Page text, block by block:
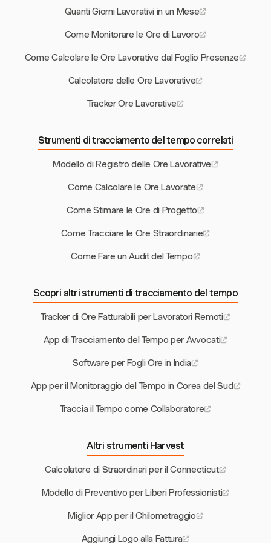
Quanti Giorni Lavorativi in un Mese
Come Monitorare le Ore di Lavoro
Come Calcolare le Ore Lavorative dal Foglio Presenze
Calcolatore delle Ore Lavorative
Tracker Ore Lavorative
Strumenti di tracciamento del tempo correlati
Modello di Registro delle Ore Lavorative
Come Calcolare le Ore Lavorate
Come Stimare le Ore di Progetto
Come Tracciare le Ore Straordinarie
Come Fare un Audit del Tempo
Scopri altri strumenti di tracciamento del tempo
Tracker di Ore Fatturabili per Lavoratori Remoti
App di Tracciamento del Tempo per Avvocati
Software per Fogli Ore in India
App per il Monitoraggio del Tempo in Corea del Sud
Traccia il Tempo come Collaboratore
Altri strumenti Harvest
Calcolatore di Straordinari per il Connecticut
Modello di Preventivo per Liberi Professionisti
Miglior App per il Chilometraggio
Aggiungi Logo alla Fattura